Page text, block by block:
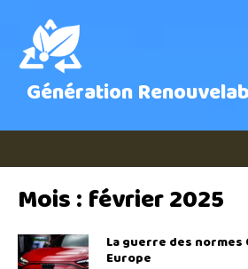
Génération
Mois : février 2025
La guerre des normes
Europe